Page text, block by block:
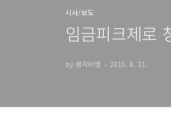
시사/보도
임금피크제로
by 생각비행 2015. 8. 31.